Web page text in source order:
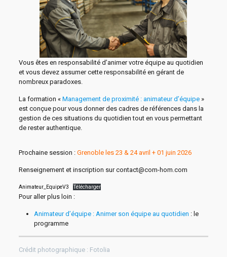
Vous êtes en responsabilité d’animer votre équipe au quotidien
et vous devez assumer cette responsabilité en gérant de
nombreux paradoxes.
La formation « Management de proximité : animateur d’équipe»
est conçue pour vous donner des cadres de références dans la
gestion de ces situations du quotidien tout en vous permettant
de rester authentique.
Prochaine session : Grenoble les 23 & 24 avril + 01 juin 2026
Renseignement et inscription sur contact@com-hom.com
Animateur_EquipeV3 Télécharger
Pour aller plus loin :
Animateur d’équipe : Animer son équipe au quotidien : le
programme
Crédit photographique : Fotolia